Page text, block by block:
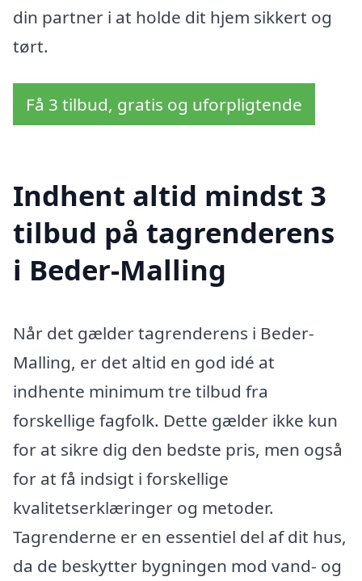
din partner i at holde dit hjem sikkert og
tørt.
Få 3 tilbud, gratis og uforpligtende
Indhent altid mindst 3
tilbud på tagrenderens
i Beder-Malling
Når det gælder tagrenderens i Beder-
Malling, er det altid en god idé at
indhente minimum tre tilbud fra
forskellige fagfolk. Dette gælder ikke kun
for at sikre dig den bedste pris, men også
for at få indsigt i forskellige
kvalitetserklæringer og metoder.
Tagrenderne er en essentiel del af dit hus,
da de beskytter bygningen mod vand- og